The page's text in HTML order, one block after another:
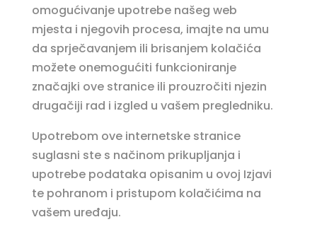
omogućivanje upotrebe našeg web
mjesta i njegovih procesa, imajte na umu
da sprječavanjem ili brisanjem kolačića
možete onemogućiti funkcioniranje
značajki ove stranice ili prouzročiti njezin
drugačiji rad i izgled u vašem pregledniku.
Upotrebom ove internetske stranice
suglasni ste s načinom prikupljanja i
upotrebe podataka opisanim u ovoj Izjavi
te pohranom i pristupom kolačićima na
vašem uređaju.